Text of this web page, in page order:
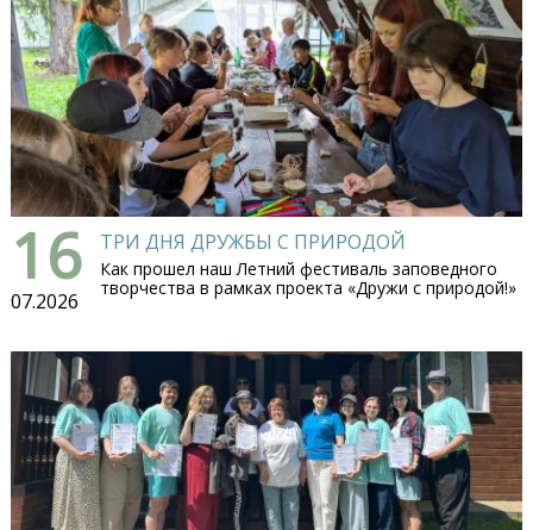
16
07.2026
ТРИ ДНЯ ДРУЖБЫ С ПРИРОДОЙ
Как прошел наш Летний фестиваль заповедного
творчества в рамках проекта «Дружи с природой!»